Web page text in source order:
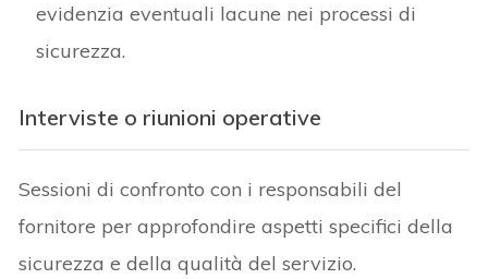
evidenzia eventuali lacune nei processi di
sicurezza.
Interviste o riunioni operative
Sessioni di confronto con i responsabili del
fornitore per approfondire aspetti specifici della
sicurezza e della qualità del servizio.